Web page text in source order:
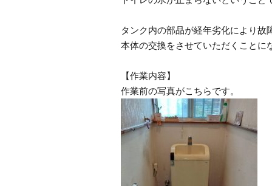
タンク内の部品が経年劣化により
本体の交換をさせていただくことに
【作業内容】
作業前の写真がこちらです。